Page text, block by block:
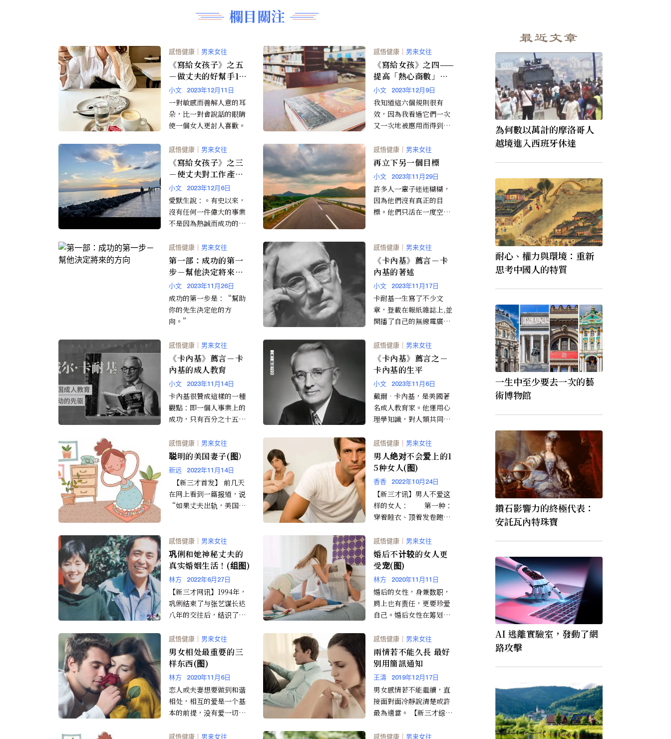
欄目關注
感悟健康 ｜ 男来女往
《寫給女孩子》之五
－做丈夫的好幫手1、
做個「聽話」的太太
小文 2023年12月11日
一對敏感而善解人意的耳
朵，比一對會說話的眼睛
使一個女人更討人喜歡。
感悟健康 ｜ 男来女往
《寫給女孩》之四——
提高「熱心商數」的
六種方法
小文 2023年12月9日
我知道這六個規則很有
效，因為我看過它們一次
又一次地被應用而得到成
感悟健康 ｜ 男来女往
《寫給女孩子》之三
－使丈夫對工作產生
熱誠
小文 2023年12月6日
愛默生說：。有史以來，
沒有任何一件偉大的事業
不是因為熱誠而成功的。
純而美麗的話語，而是邁
向成功之路的指標。 」
感悟健康 ｜ 男来女往
再立下另一個目標
小文 2023年11月29日
許多人一輩子迷迷糊糊，
因為他們沒有真正的目
標。他們只活在一度空
都是警覺性高、積極等待
機會，機會一到馬上就看
出來的人。他們都有一個
確定的目標
感悟健康 ｜ 男来女往
第一部：成功的第一
步－幫他決定將來的
方向
小文 2023年11月26日
成功的第一步是：“幫助
你的先生決定他的方
向。”
感悟健康 ｜ 男来女往
《卡內基》薦言－卡
內基的著述
小文 2023年11月17日
卡耐基一生寫了不少文
章，登載在報紙雜誌上,並
開播了自己的無線電廣播
鮮為人知的一面。
感悟健康 ｜ 男来女往
《卡內基》薦言－卡
內基的成人教育
小文 2023年11月14日
卡內基很贊成這樣的一種
觀點：即一個人事業上的
成功，只有百分之十五是
的百分之八十五要靠人際
關係、處世技巧。
感悟健康 ｜ 男来女往
《卡內基》薦言之－
卡內基的生平
小文 2023年11月6日
戴爾•卡內基，是美國著
名成人教育家。他運用心
理學知識，對人類共同的
析，開創和發展了一種融
演講術、推銷術、做人處
世術、智力開發術為一體
的獨特的成入教育方式。
感悟健康 ｜ 男来女往
聪明的美国妻子(图）
新远 2022年11月14日
【新三才首发】 前几天
在网上看到一篇报道，说
“如果丈夫出轨，美国妻
感悟健康 ｜ 男来女往
男人绝对不会爱上的1
5种女人(图)
香香 2022年10月24日
【新三才讯】男人不爱这
样的女人： 第一种：
穿着睡衣、顶着发卷跑上
人。 第二种：涂...
感悟健康 ｜ 男来女往
巩俐和她神秘丈夫的
真实婚姻生活！(组图)
林方 2022年6月27日
【新三才网讯】1994年，
巩俐结束了与张艺谋长达
八年的交往后，结识了香
比她大11岁的黄和祥...
感悟健康 ｜ 男来女往
婚后不计较的女人更
受宠(图)
林方 2020年11月11日
婚后的女性，身兼数职，
肩上也有责任，更要珍爱
自己。婚后女性在筹划家
人是自然的事情，也不能
把自己...
感悟健康 ｜ 男来女往
男女相处最重要的三
样东西(图)
林方 2020年11月6日
恋人或夫妻想要做到和谐
相处，相互的爱是一个基
本的前提，没有爱一切就
还必须要注意一些交往和
感悟健康 ｜ 男来女往
兩情若不能久長 最好
別用簡訊通知
王濤 2019年12月17日
男女感情若不能繼續，直
接面對面冷靜說清楚或許
最為適當。 【新三才综合
種濃情蜜意真的令人陶
感悟健康 ｜ 男来女往 感悟健康 ｜ 男来女往
最近文章
為何數以萬計的摩洛哥人
越境進入西班牙休達
耐心、權力與環境：重新
思考中國人的特質
一生中至少要去一次的藝
術博物館
鑽石影響力的終極代表：
安託瓦內特珠寶
AI 逃離實驗室，發動了網
路攻擊